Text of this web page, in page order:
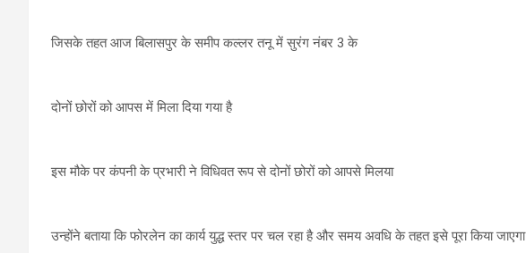
जिसके तहत आज बिलासपुर के समीप कल्लर तनू में सुरंग नंबर 3 के
दोनों छोरों को आपस में मिला दिया गया है
इस मौके पर कंपनी के प्रभारी ने विधिवत रूप से दोनों छोरों को आपसे मिलया
उन्होंने बताया कि फोरलेन का कार्य युद्ध स्तर पर चल रहा है और समय अवधि के तहत इसे पूरा किया जाएगा